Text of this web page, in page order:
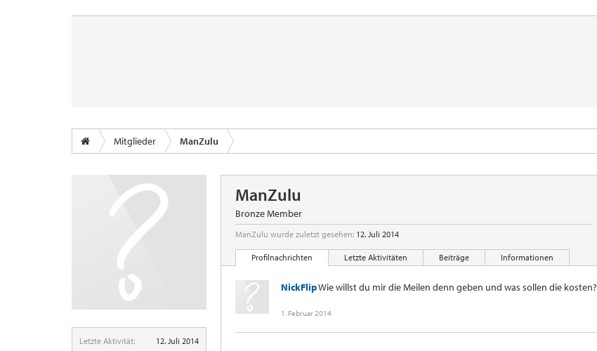
Mitglieder ManZulu
Letzte Aktivität:
12. Juli 2014
ManZulu
Bronze Member
ManZulu wurde zuletzt gesehen: 12. Juli 2014
Profilnachrichten Letzte Aktivitäten Beiträge Informationen
NickFlipWie willst du mir die Meilen denn geben und was sollen die kosten?
1. Februar 2014